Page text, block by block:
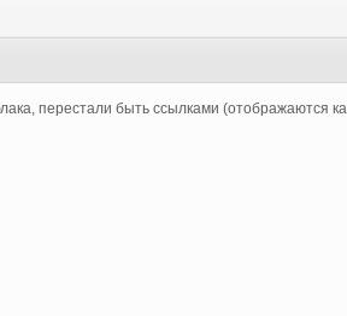
перестали быть ссылками (отображаются